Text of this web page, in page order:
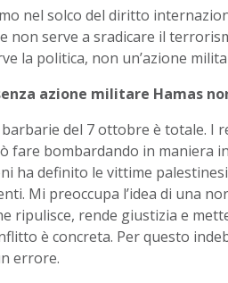
nel solco del diritto
non serve a sradicare il
la politica, non un’azione
azione militare Hamas
del 7 ottobre è totale. I
fare bombardando in maniera
ha definito le vittime
Mi preoccupa l’idea di una
ripulisce, rende giustizia e
è concreta. Per questo
errore.